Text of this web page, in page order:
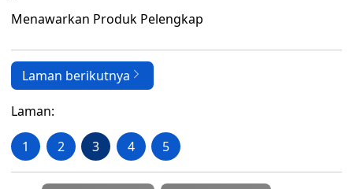
Menawarkan Produk Pelengkap
Laman berikutnya
Laman:
1 2 3 4 5